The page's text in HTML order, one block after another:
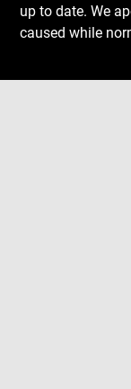
up to date. We
caused while
Download
Next
Previous